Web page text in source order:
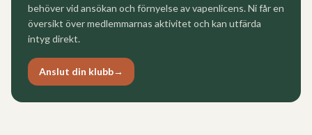
behöver vid ansökan och förnyelse av vapenlicens. Ni får en
översikt över medlemmarnas aktivitet och kan utfärda
intyg direkt.
Anslut din klubb→